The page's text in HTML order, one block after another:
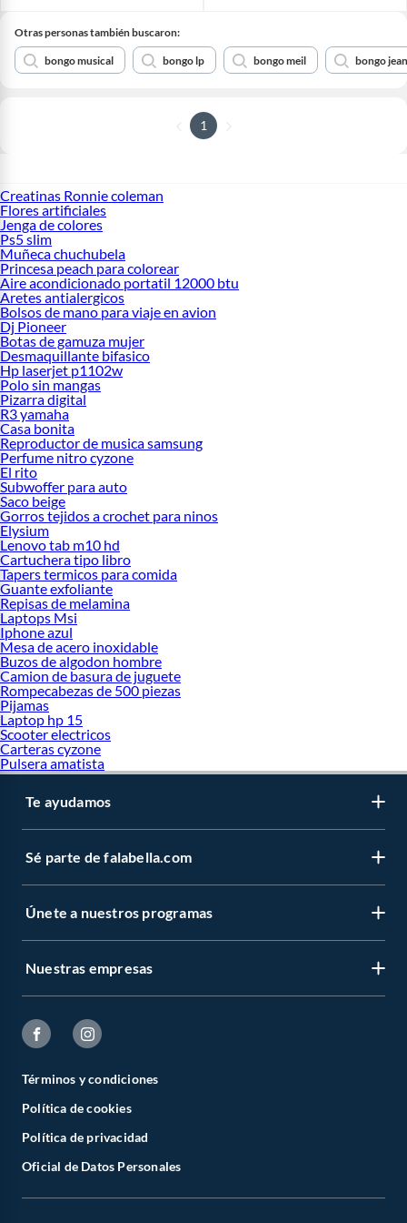
Otras personas también buscaron:
bongo musical bongo lp bongo meil bongo
1
Creatinas Ronnie coleman
Flores artificiales
Jenga de colores
Ps5 slim
Muñeca chuchubela
Princesa peach para colorear
Aire acondicionado portatil 12000 btu
Aretes antialergicos
Bolsos de mano para viaje en avion
Dj Pioneer
Botas de gamuza mujer
Desmaquillante bifasico
Hp laserjet p1102w
Polo sin mangas
Pizarra digital
R3 yamaha
Casa bonita
Reproductor de musica samsung
Perfume nitro cyzone
El rito
Subwoffer para auto
Saco beige
Gorros tejidos a crochet para ninos
Elysium
Lenovo tab m10 hd
Cartuchera tipo libro
Tapers termicos para comida
Guante exfoliante
Repisas de melamina
Laptops Msi
Iphone azul
Mesa de acero inoxidable
Buzos de algodon hombre
Camion de basura de juguete
Rompecabezas de 500 piezas
Pijamas
Laptop hp 15
Scooter electricos
Carteras cyzone
Pulsera amatista
Te ayudamos
Sé parte de falabella.com
Únete a nuestros programas
Nuestras empresas
Términos y condiciones
Política de cookies
Política de privacidad
Oficial de Datos Personales